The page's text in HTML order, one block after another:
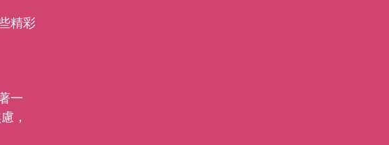
精彩
一
，